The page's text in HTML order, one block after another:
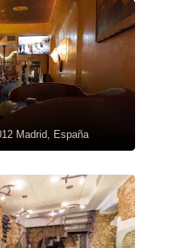
Madrid, España